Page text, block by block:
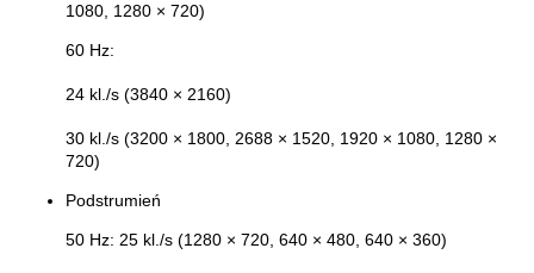
1080, 1280 × 720)
60 Hz:
24 kl./s (3840 × 2160)
30 kl./s (3200 × 1800, 2688 × 1520, 1920 × 1080, 1280 ×
720)
Podstrumień
50 Hz: 25 kl./s (1280 × 720, 640 × 480, 640 × 360)